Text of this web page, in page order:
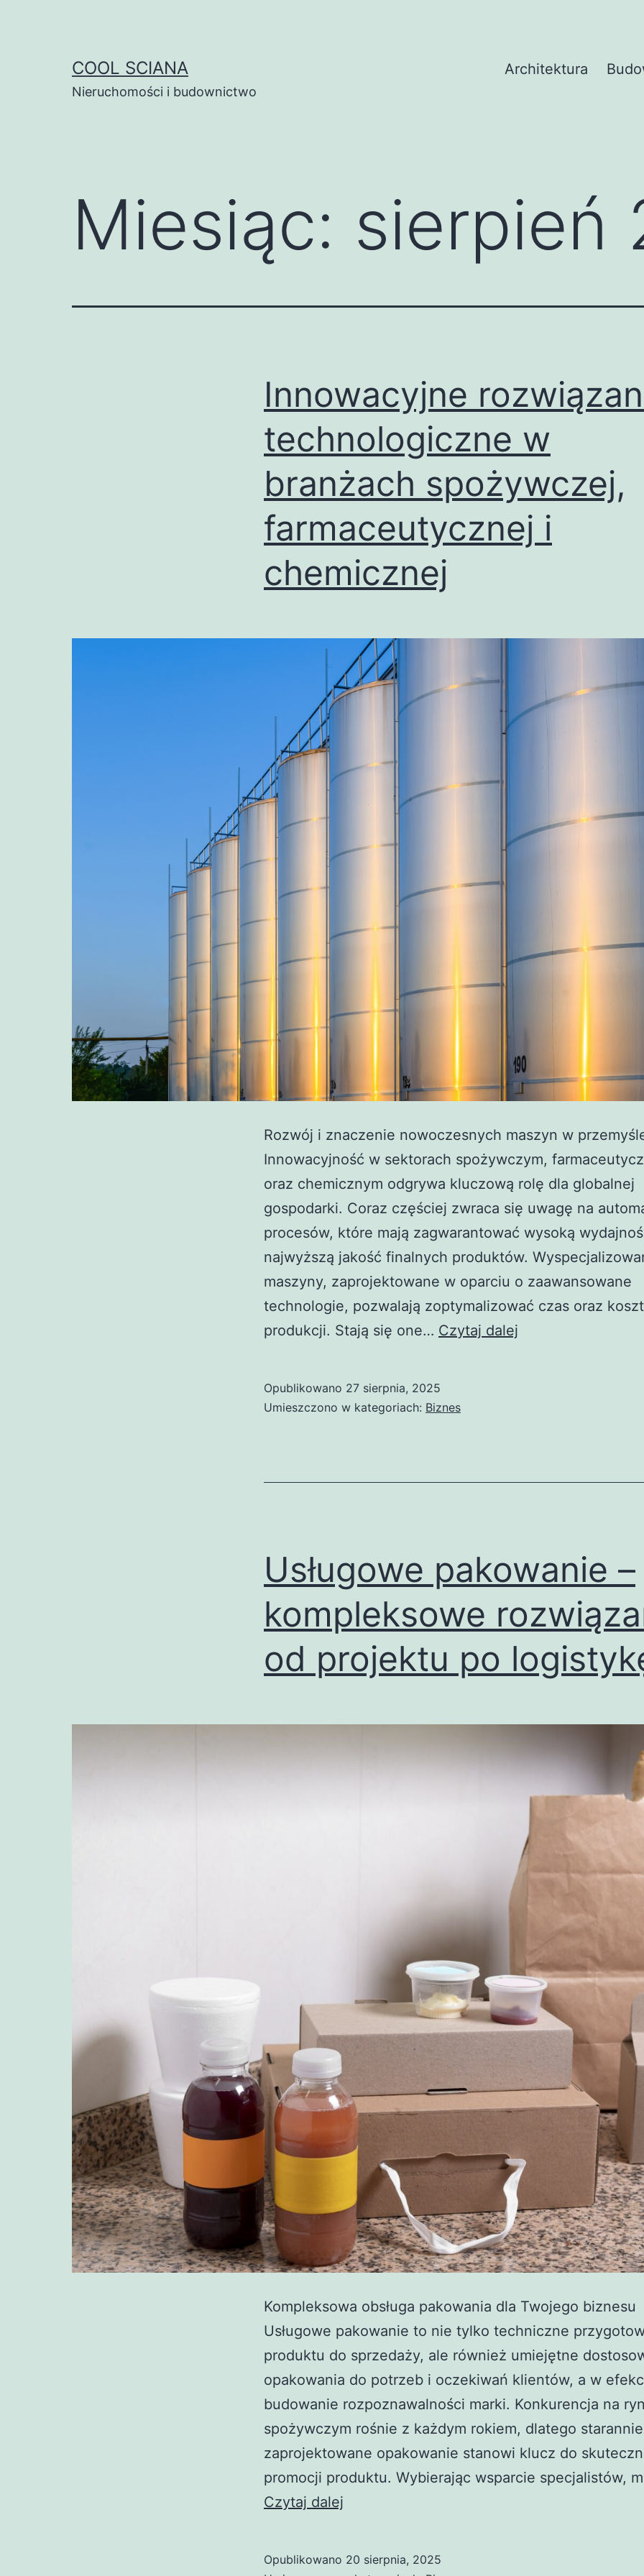
COOL SCIANA
Nieruchomości i budownictwo
Architektura
Miesiąc: sierpień
Innowacyjne
technologiczne w
branżach spożywczej,
farmaceutycznej i
chemicznej
Rozwój i znaczenie nowoczesnych maszyn w
Innowacyjność w sektorach spożywczym,
oraz chemicznym odgrywa kluczową rolę dla globalnej
gospodarki. Coraz częściej zwraca się uwagę na
procesów, które mają zagwarantować wysoką
najwyższą jakość finalnych produktów.
maszyny, zaprojektowane w oparciu o zaawansowane
technologie, pozwalają zoptymalizować czas oraz
produkcji. Stają się one… Czytaj dalej
Opublikowano 27 sierpnia, 2025
Umieszczono w kategoriach: Biznes
Usługowe pakowanie –
kompleksowe
od projektu po
Kompleksowa obsługa pakowania dla Twojego biznesu
Usługowe pakowanie to nie tylko techniczne
produktu do sprzedaży, ale również umiejętne
opakowania do potrzeb i oczekiwań klientów, a w
budowanie rozpoznawalności marki. Konkurencja na
spożywczym rośnie z każdym rokiem, dlatego starannie
zaprojektowane opakowanie stanowi klucz do
promocji produktu. Wybierając wsparcie specjalistów,
Czytaj dalej
Opublikowano 20 sierpnia, 2025